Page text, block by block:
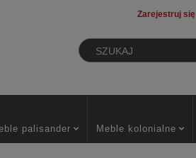
Zarejestruj się
palisander Meble kolonialne